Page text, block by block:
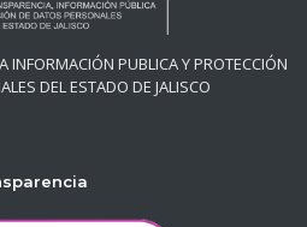
INFORMACIÓN PUBLICA Y PROTECCIÓN
DEL ESTADO DE JALISCO